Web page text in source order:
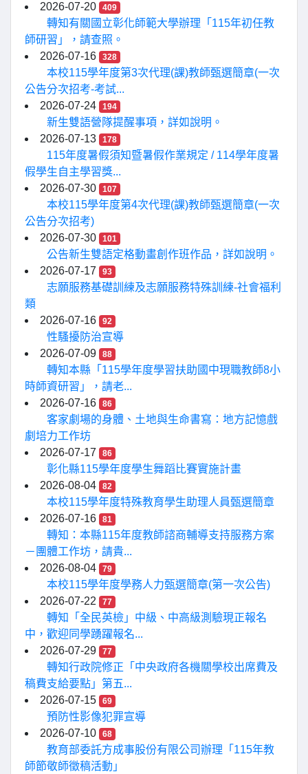
2026-07-20
409
轉知有關國立彰化師範大學辦理「115年初任教
師研習」，請查照。
2026-07-16
328
本校115學年度第3次代理(課)教師甄選簡章(一次
公告分次招考-考試...
2026-07-24
194
新生雙語營隊提醒事項，詳如說明。
2026-07-13
178
115年度暑假須知暨暑假作業規定 / 114學年度暑
假學生自主學習獎...
2026-07-30
107
本校115學年度第4次代理(課)教師甄選簡章(一次
公告分次招考)
2026-07-30
101
公告新生雙語定格動畫創作班作品，詳如說明。
2026-07-17
93
志願服務基礎訓練及志願服務特殊訓練-社會福利
類
2026-07-16
92
性騷擾防治宣導
2026-07-09
88
轉知本縣「115學年度學習扶助國中現職教師8小
時師資研習」，請老...
2026-07-16
86
客家劇場的身體、土地與生命書寫：地方記憶戲
劇培力工作坊
2026-07-17
86
彰化縣115學年度學生舞蹈比賽實施計畫
2026-08-04
82
本校115學年度特殊教育學生助理人員甄選簡章
2026-07-16
81
轉知：本縣115年度教師諮商輔導支持服務方案
－團體工作坊，請貴...
2026-08-04
79
本校115學年度學務人力甄選簡章(第一次公告)
2026-07-22
77
轉知「全民英檢」中級、中高級測驗現正報名
中，歡迎同學踴躍報名...
2026-07-29
77
轉知行政院修正「中央政府各機關學校出席費及
稿費支給要點」第五...
2026-07-15
69
預防性影像犯罪宣導
2026-07-10
68
教育部委託方成事股份有限公司辦理「115年教
師節敬師徵稿活動」